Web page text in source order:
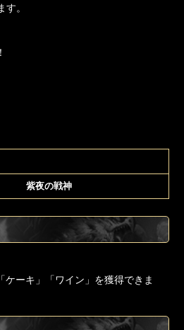
。
紫夜の戦神
ーキ」「ワイン」を獲得できま